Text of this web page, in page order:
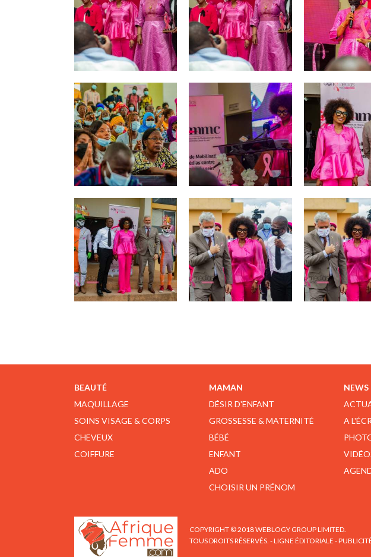
BEAUTÉ
MAQUILLAGE
SOINS VISAGE & CORPS
CHEVEUX
COIFFURE
MAMAN
DÉSIR D'ENFANT
GROSSESSE & MATERNITÉ
BÉBÉ
ENFANT
ADO
CHOISIR UN PRÉNOM
NEWS
A
COPYRIGHT © 2018 WEBLOGY GROUP LIMITED.
TOUS DROITS RÉSERVÉS. -LIGNE ÉDITORIALE -